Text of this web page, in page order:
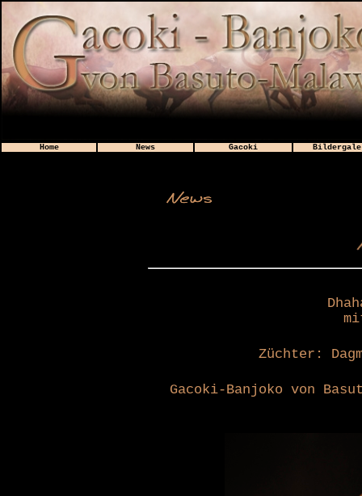
Home News Gacoki
Züchter:
Gacoki-Banjoko von